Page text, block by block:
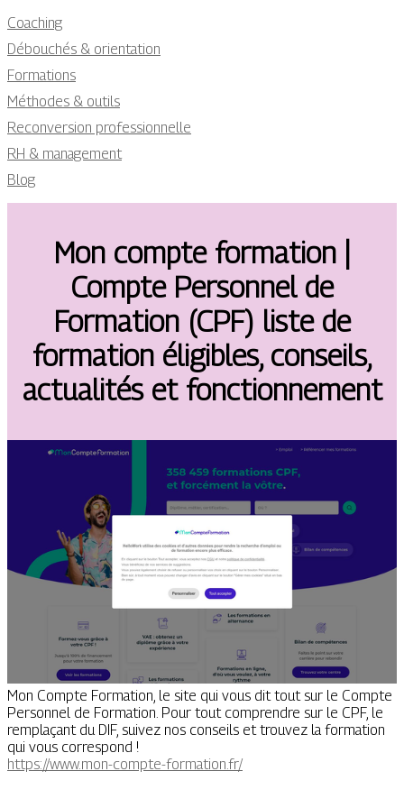
Coaching
Débouchés & orientation
Formations
Méthodes & outils
Reconversion professionnelle
RH & management
Blog
Mon compte formation |
Compte Personnel de
Formation (CPF) liste de
formation éligibles, conseils,
actualités et fonction­ne­ment
Mon Compte Formation, le site qui vous dit tout sur le Compte
Personnel de Formation. Pour tout comprendre sur le CPF, le
remplaçant du DIF, suivez nos conseils et trouvez la formation
qui vous correspond !
https://www.mon-compte-formation.fr/